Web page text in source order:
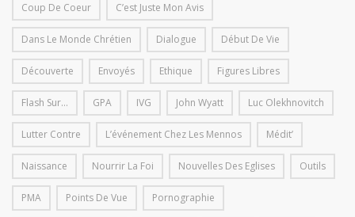
Coup De Coeur C’est Juste Mon Avis
Dans Le Monde Chrétien Dialogue Début De Vie
Découverte Envoyés Ethique Figures Libres
Flash Sur... GPA IVG John Wyatt Luc Olekhnovitch
Lutter Contre L’événement Chez Les Mennos Médit’
Naissance Nourrir La Foi Nouvelles Des Eglises Outils
PMA Points De Vue Pornographie